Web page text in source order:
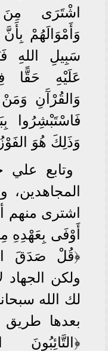
اشْتَرَى مِنَ
وَأَمْوَالَهُمْ
سَبِيلِ اللهِ
عَلَيْهِ حَقًّا
وَالقُرْآَنِ
فَاسْتَبْشِرُوا
وَذَلِكَ هُوَ الفَوْزُ
وتابع علي
المجاهدين،
اشترى منهم
أَوْفَى بِعَهْدِهِ
ولكن الجهاد
لك الله
بعدها طريق
﴿التَّائِبُونَ